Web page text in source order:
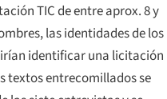
TIC de entre aprox. 8 y
las identidades de los
identificar una licitación
textos entrecomillados se